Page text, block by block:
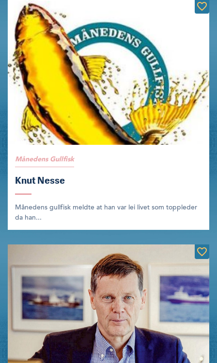
Månedens Gullfisk
Knut Nesse
Månedens gullfisk meldte at han var lei livet som toppleder
da han...